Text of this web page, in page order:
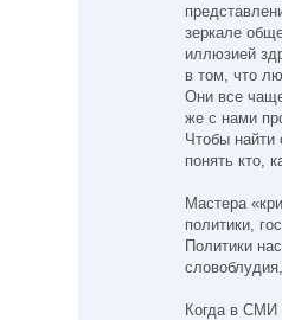
зеркале
иллюзией
в том, что
Они все
же с нами
Чтобы найти
понять кто,
Мастера
политики,
Политики
Когда в СМИ